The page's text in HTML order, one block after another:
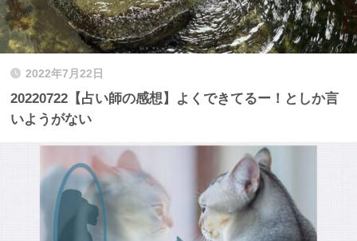
2022年7月22日
20220722【占い師の感想】よくできてるー！としか言
いようがない